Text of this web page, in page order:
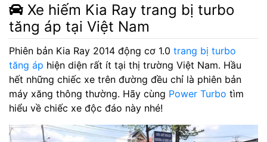
Xe hiếm Kia Ray trang bị turbo
tăng áp tại Việt Nam
Phiên bản Kia Ray 2014 động cơ 1.0 trang bị turbo
tăng áp hiện diện rất ít tại thị trường Việt Nam. Hầu
hết những chiếc xe trên đường đều chỉ là phiên bản
máy xăng thông thường. Hãy cùng Power Turbo tìm
hiểu về chiếc xe độc đáo này nhé!